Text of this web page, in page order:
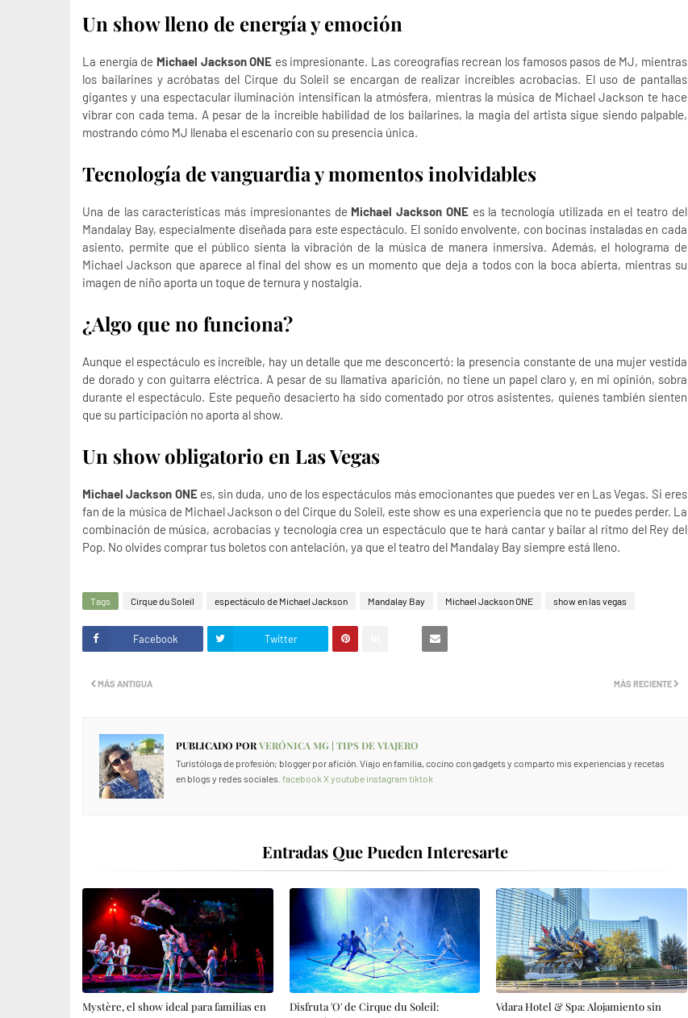
Un show lleno de energía y emoción
La energía de Michael Jackson ONE es impresionante. Las coreografías recrean los famosos pasos de MJ, mientras
los bailarines y acróbatas del Cirque du Soleil se encargan de realizar increíbles acrobacias. El uso de pantallas
gigantes y una espectacular iluminación intensifican la atmósfera, mientras la música de Michael Jackson te hace
vibrar con cada tema. A pesar de la increíble habilidad de los bailarines, la magia del artista sigue siendo palpable,
mostrando cómo MJ llenaba el escenario con su presencia única.
Tecnología de vanguardia y momentos inolvidables
Una de las características más impresionantes de Michael Jackson ONEes la tecnología utilizada en el teatro del
Mandalay Bay, especialmente diseñada para este espectáculo. El sonido envolvente, con bocinas instaladas en cada
asiento, permite que el público sienta la vibración de la música de manera inmersiva. Además, el holograma de
Michael Jackson que aparece al final del show es un momento que deja a todos con la boca abierta, mientras su
imagen de niño aporta un toque de ternura y nostalgia.
¿Algo que no funciona?
Aunque el espectáculo es increíble, hay un detalle que me desconcertó: la presencia constante de una mujer vestida
de dorado y con guitarra eléctrica. A pesar de su llamativa aparición, no tiene un papel claro y, en mi opinión, sobra
durante el espectáculo. Este pequeño desacierto ha sido comentado por otros asistentes, quienes también sienten
que su participación no aporta al show.
Un show obligatorio en Las Vegas
Michael Jackson ONEes, sin duda, uno de los espectáculos más emocionantes que puedes ver en Las Vegas. Si eres
fan de la música de Michael Jackson o del Cirque du Soleil, este show es una experiencia que no te puedes perder. La
combinación de música, acrobacias y tecnología crea un espectáculo que te hará cantar y bailar al ritmo del Rey del
Pop. No olvides comprar tus boletos con antelación, ya que el teatro del Mandalay Bay siempre está lleno.
Tags Cirque du Soleil espectáculo de Michael Jackson Mandalay Bay Michael Jackson ONE show en las vegas
Facebook Twitter
MÁS RECIENTE
MÁS ANTIGUA
PUBLICADO PORVERÓNICA MG | TIPS DE VIAJERO
Turistóloga de profesión; blogger por afición. Viajo en familia, cocino con gadgets y comparto mis experiencias y recetas
en blogs y redes sociales. facebook Xyoutube instagram tiktok
Entradas Que Pueden Interesarte
Mystère, el show ideal para familias en
Disfruta 'O' de Cirque du Soleil:
Vdara Hotel & Spa: Alojamiento sin